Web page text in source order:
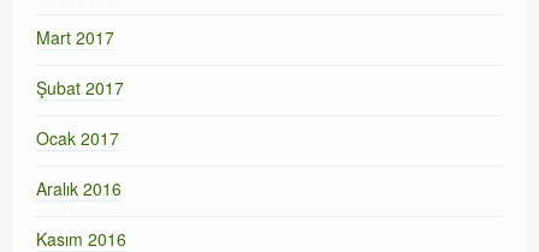
Mart 2017
Şubat 2017
Ocak 2017
Aralık 2016
Kasım 2016